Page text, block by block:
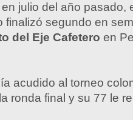
julio del año pasado,
finalizó segundo en
del Eje Cafetero en
acudido al torneo
ronda final y su 77 le